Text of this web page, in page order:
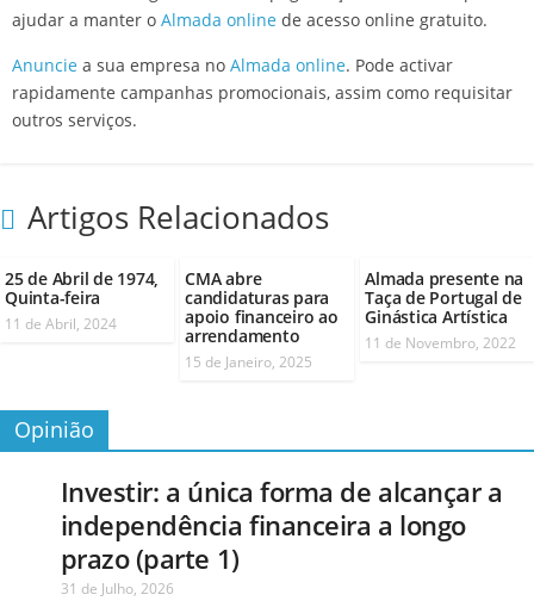
ajudar a manter o Almada online de acesso online gratuito.
Anuncie a sua empresa no Almada online. Pode activar
rapidamente campanhas promocionais, assim como requisitar
outros serviços.
Artigos Relacionados
25 de Abril de 1974,
Quinta-feira
11 de Abril, 2024
CMA abre
candidaturas para
apoio financeiro ao
arrendamento
15 de Janeiro, 2025
Almada presente na
Taça de Portugal de
Ginástica Artística
11 de Novembro, 2022
Opinião
Investir: a única forma de alcançar a
independência financeira a longo
prazo (parte 1)
31 de Julho, 2026